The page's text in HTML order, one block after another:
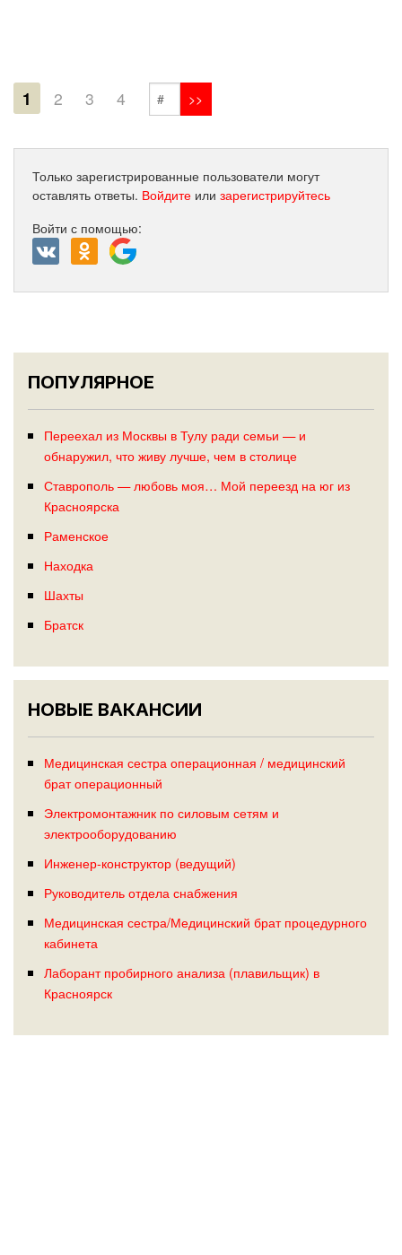
1 2 3 4
Только зарегистрированные пользователи могут
оставлять ответы. Войдите или зарегистрируйтесь
Войти с помощью:
ПОПУЛЯРНОЕ
Переехал из Москвы в Тулу ради семьи — и
обнаружил, что живу лучше, чем в столице
Ставрополь — любовь моя… Мой переезд на юг из
Красноярска
Раменское
Находка
Шахты
Братск
НОВЫЕ ВАКАНСИИ
Медицинская сестра операционная / медицинский
брат операционный
Электромонтажник по силовым сетям и
электрооборудованию
Инженер-конструктор (ведущий)
Руководитель отдела снабжения
Медицинская сестра/Медицинский брат процедурного
кабинета
Лаборант пробирного анализа (плавильщик) в
Красноярск